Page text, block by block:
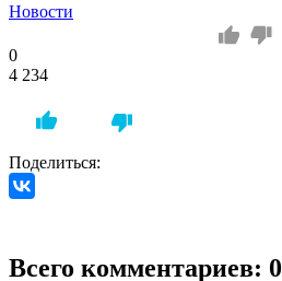
Новости
0
4 234
Поделиться:
Всего комментариев: 0